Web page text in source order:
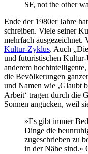
SF, not the other
Ende der 1980er Jahre
schreiben. Viele seiner
mehrfach ausgezeichnet.
Kultur-Zyklus. Auch
und futuristischen
anderem
die Bevölkerungen
und Namen wie ‚Glaubt
Arbeit‘ tragen durch die
Sonnen angucken, weil
»Es gibt immer
Dinge die
zugeschrieben zu
in der Nähe sind.«